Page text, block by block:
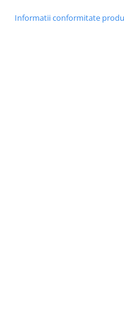
Informatii conformitate